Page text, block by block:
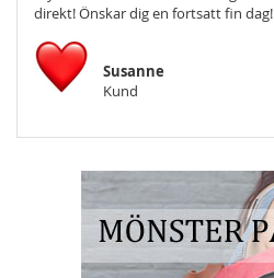
direkt! Önskar dig en fortsatt fin dag!
Susanne
Kund